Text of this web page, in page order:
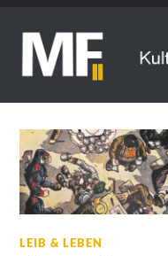
LEIB & LEBEN